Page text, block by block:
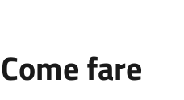
Come fare